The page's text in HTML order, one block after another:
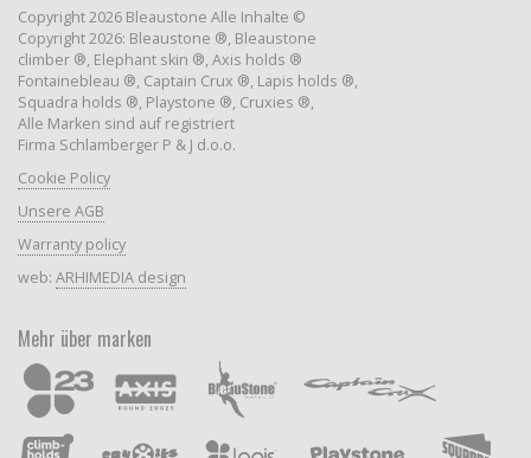
Copyright 2026 Bleaustone Alle Inhalte ©
Copyright 2026: Bleaustone ®, Bleaustone
climber ®, Elephant skin ®, Axis holds ®
Fontainebleau ®, Captain Crux ®, Lapis holds ®,
Squadra holds ®, Playstone ®, Cruxies ®,
Alle Marken sind auf registriert
Firma Schlamberger P & J d.o.o.
Cookie Policy
Unsere AGB
Warranty policy
web: ARHIMEDIA design
Mehr über marken